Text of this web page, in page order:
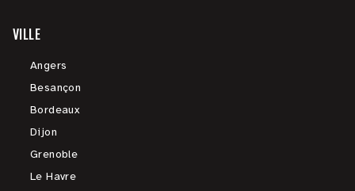
VILLE
Angers
Besançon
Bordeaux
Dijon
Grenoble
Le Havre